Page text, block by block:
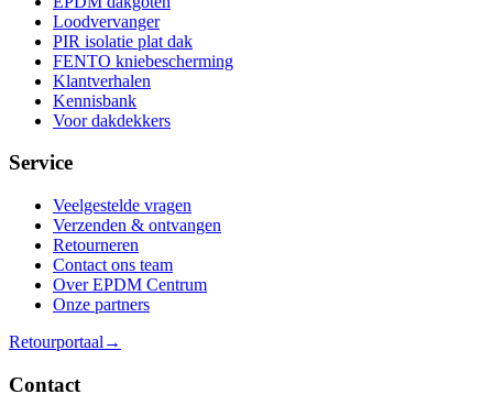
Loodvervanger
PIR isolatie plat dak
FENTO kniebescherming
Klantverhalen
Kennisbank
Voor dakdekkers
Service
Veelgestelde vragen
Verzenden & ontvangen
Retourneren
Contact ons team
Over EPDM Centrum
Onze partners
Retourportaal →
Contact